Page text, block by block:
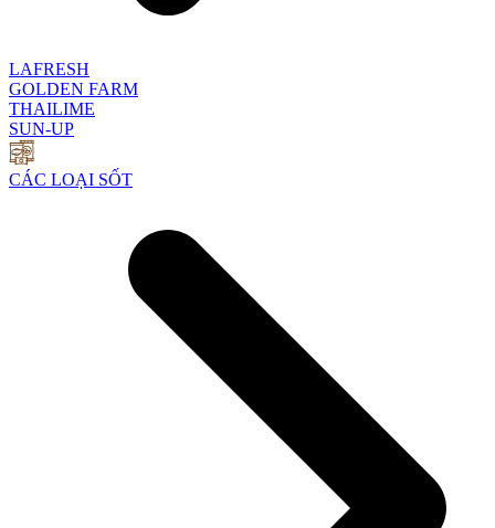
LAFRESH
GOLDEN FARM
THAILIME
SUN-UP
CÁC LOẠI SỐT